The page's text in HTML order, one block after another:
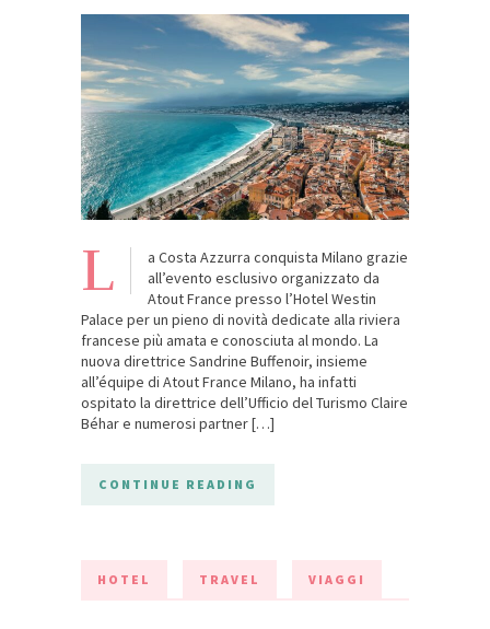
L
a Costa Azzurra conquista Milano grazie
all’evento esclusivo organizzato da
Atout France presso l’Hotel Westin
Palace per un pieno di novità dedicate alla riviera
francese più amata e conosciuta al mondo. La
nuova direttrice Sandrine Buffenoir, insieme
all’équipe di Atout France Milano, ha infatti
ospitato la direttrice dell’Ufficio del Turismo Claire
Béhar e numerosi partner […]
CONTINUE READING
HOTEL TRAVEL VIAGGI